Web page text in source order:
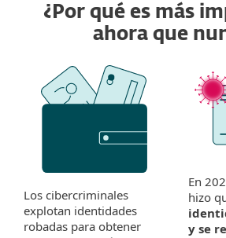
¿Por qué es más
ahora que
Los cibercriminales
explotan identidades
robadas para obtener
En
hizo
y se